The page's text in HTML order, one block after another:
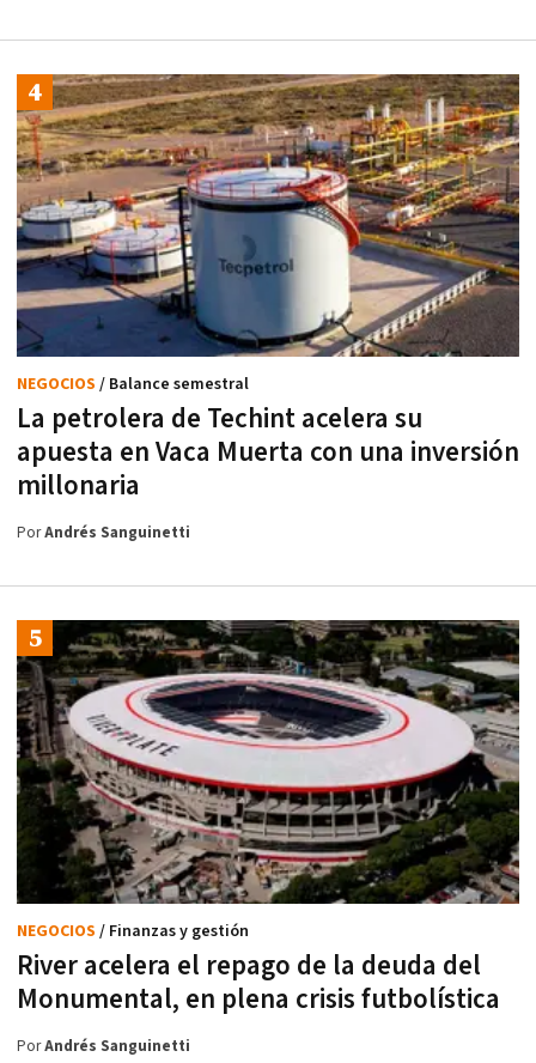
La petrolera de Techint acelera su
apuesta en Vaca Muerta con una inversión
millonaria
NEGOCIOS / Balance semestral
PorAndrés Sanguinetti
River acelera el repago de la deuda del
Monumental, en plena crisis futbolística
NEGOCIOS / Finanzas y gestión
PorAndrés Sanguinetti